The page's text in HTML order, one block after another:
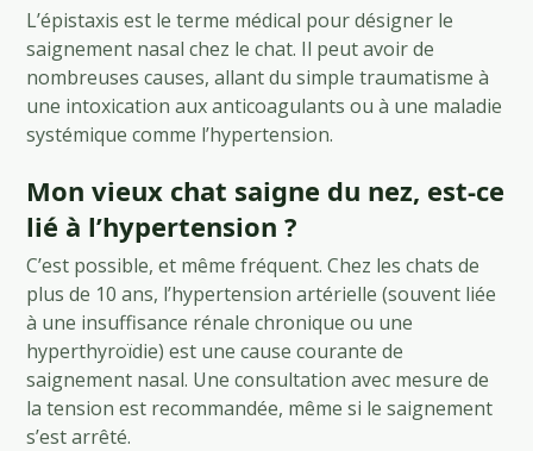
L’épistaxis est le terme médical pour désigner le
saignement nasal chez le chat. Il peut avoir de
nombreuses causes, allant du simple traumatisme à
une intoxication aux anticoagulants ou à une maladie
systémique comme l’hypertension.
Mon vieux chat saigne du nez, est-ce
lié à l’hypertension ?
C’est possible, et même fréquent. Chez les chats de
plus de 10 ans, l’hypertension artérielle (souvent liée
à une insuffisance rénale chronique ou une
hyperthyroïdie) est une cause courante de
saignement nasal. Une consultation avec mesure de
la tension est recommandée, même si le saignement
s’est arrêté.